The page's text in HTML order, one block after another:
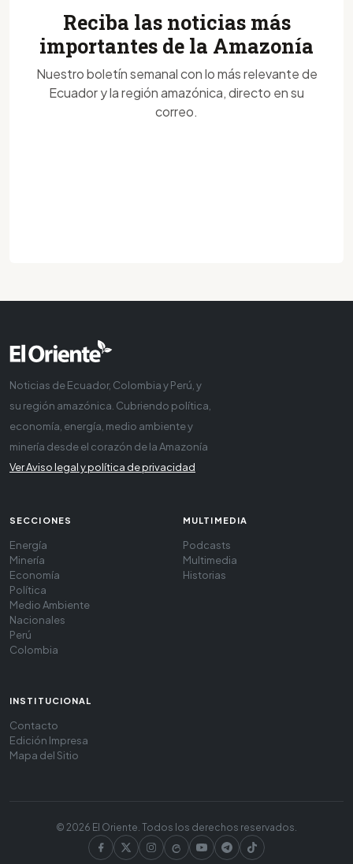
Reciba las noticias más
importantes de la Amazonía
Nuestro boletín semanal con lo más relevante de
Ecuador y la región amazónica, directo en su
correo.
Noticias de Ecuador, Colombia y Perú, y
su región amazónica. Cubriendo política,
economía, energía, medio ambiente y
minería desde el corazón de la Amazonía
Ver Aviso legal y política de privacidad
SECCIONES
Energía
Minería
Economía
Política
Medio Ambiente
Nacionales
Perú
Colombia
MULTIMEDIA
Podcasts
Multimedia
Historias
INSTITUCIONAL
Contacto
Edición Impresa
Mapa del Sitio
© 2026 El Oriente. Todos los derechos reservados.